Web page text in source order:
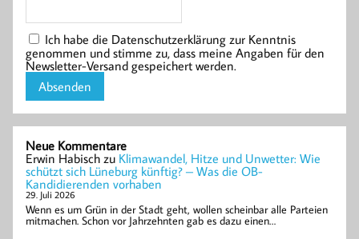
Ich habe die Datenschutzerklärung zur Kenntnis
genommen und stimme zu, dass meine Angaben für den
Newsletter-Versand gespeichert werden.
Neue Kommentare
Erwin Habisch zu Klimawandel, Hitze und Unwetter: Wie
schützt sich Lüneburg künftig? – Was die OB-
Kandidierenden vorhaben
29. Juli 2026
Wenn es um Grün in der Stadt geht, wollen scheinbar alle Parteien
mitmachen. Schon vor Jahrzehnten gab es dazu einen…